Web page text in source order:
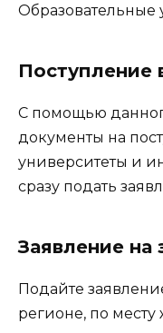
Образовательные
Поступление
С помощью
документы на
университеты и
сразу подать
Заявление на
Подайте
регионе, по месту